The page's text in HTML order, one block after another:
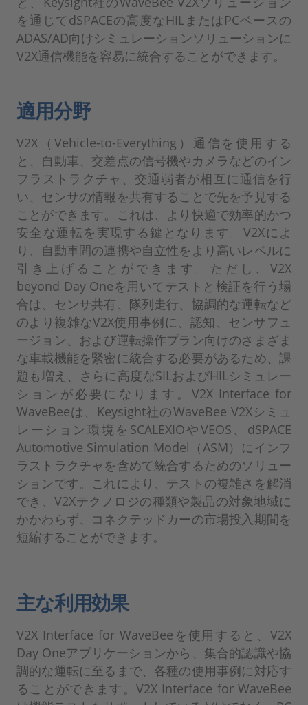
を通じてdSPACEの高度なHILまたはPCベースの
ADAS/AD向けシミュレーションソリューションに
V2X通信機能を容易に統合することができます。
適用分野
V2X（Vehicle-to-Everything）通信を使用する
と、自動車、交差点の信号機やカメラなどのイン
フラストラクチャ、交通弱者が相互に通信を行
い、センサの情報を共有することで先を予見する
ことができます。これは、より快適で効率的かつ
安全な運転を実現する鍵となります。V2Xによ
り、自動車間の連携や自立性をより高いレベルに
引き上げることができます。ただし、V2X
beyond Day Oneを用いてテストと検証を行う場
合は、センサ共有、隊列走行、協調的な運転など
のより複雑なV2X使用事例に、認知、センサフュ
ージョン、および運転操作プラン向けのさまざま
な車載機能を緊密に統合する必要があるため、課
題も増え、さらに高度なSILおよびHILシミュレー
ションが必要になります。V2X Interface for
WaveBeeは、Keysight社のWaveBee V2Xシミュ
レーション環境をSCALEXIOやVEOS、dSPACE
Automotive Simulation Model（ASM）にインフ
ラストラクチャを含めて統合するためのソリュー
ションです。これにより、テストの複雑さを解消
でき、V2Xテクノロジの種類や製品の対象地域に
かかわらず、コネクテッドカーの市場投入期間を
短縮することができます。
主な利用効果
V2X Interface for WaveBeeを使用すると、V2X
Day Oneアプリケーションから、集合的認識や協
調的な運転に至るまで、各種の使用事例に対応す
ることができます。V2X Interface for WaveBee